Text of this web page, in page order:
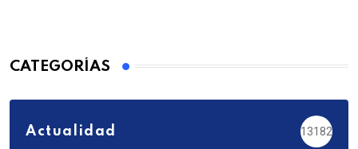
CATEGORÍAS
Actualidad 13182